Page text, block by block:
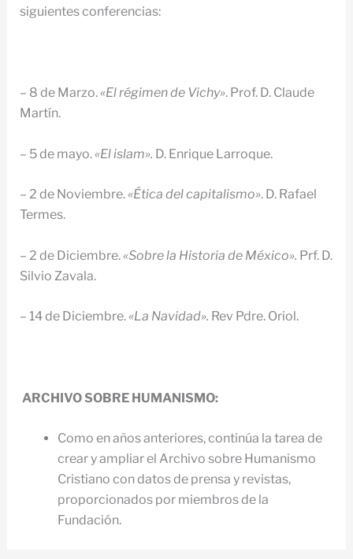
siguientes conferencias:
– 8 de Marzo. «El régimen de Vichy». Prof. D. Claude
Martín.
– 5 de mayo. «El islam». D. Enrique Larroque.
– 2 de Noviembre. «Ética del capitalismo». D. Rafael
Termes.
– 2 de Diciembre. «Sobre la Historia de México». Prf. D.
Silvio Zavala.
– 14 de Diciembre. «La Navidad». Rev Pdre. Oriol.
ARCHIVO SOBRE HUMANISMO:
Como en años anteriores, continúa la tarea de
crear y ampliar el Archivo sobre Humanismo
Cristiano con datos de prensa y revistas,
proporcionados por miembros de la
Fundación.